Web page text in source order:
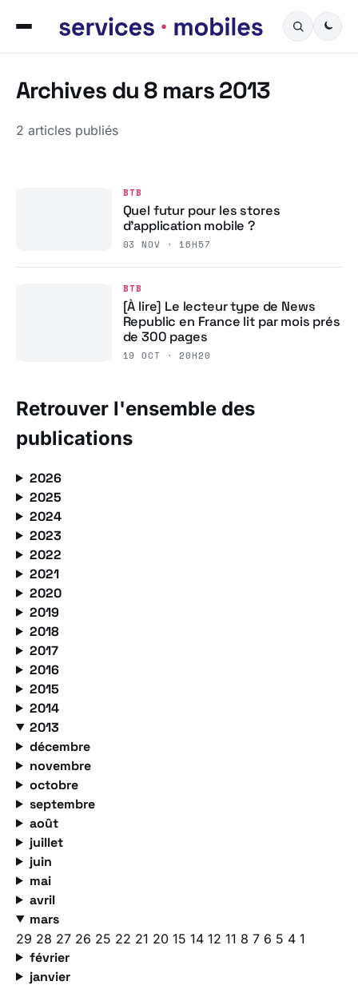
Archives du 8 mars 2013
2 articles publiés
BTB
Quel futur pour les stores
d’application mobile ?
03 NOV · 16H57
BTB
[À lire] Le lecteur type de News
Republic en France lit par mois prés
de 300 pages
19 OCT · 20H20
Retrouver l'ensemble des
publications
2026
2025
2024
2023
2022
2021
2020
2019
2018
2017
2016
2015
2014
2013
décembre
novembre
octobre
septembre
août
juillet
juin
mai
avril
mars
29 28 27 26 25 22 21 20 15 14 12 11 8 7 6 5 4 1
février
janvier